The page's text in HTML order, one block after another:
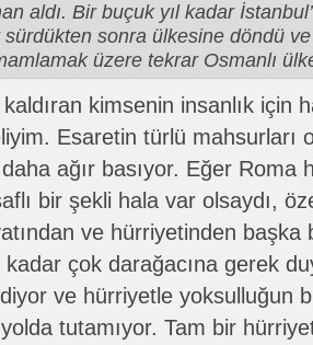
aldı. Bir buçuk yıl kadar
sonra ülkesine döndü ve
üzere tekrar Osmanlı
kimsenin insanlık için
Esaretin türlü mahsurları
ağır basıyor. Eğer Roma
bir şekli hala var olsaydı,
ve hürriyetinden başka
çok darağacına gerek
ve hürriyetle yoksulluğun
tutamıyor. Tam bir